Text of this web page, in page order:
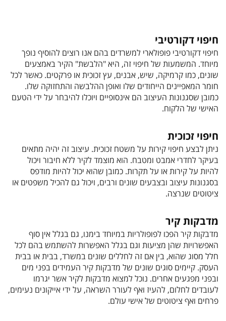
חיפוי דקורטיבי
חיפוי דקורטיבי פופולארי למשרדים בהם אנו רוצים להוסיף נופך
מיוחד. המשמעות של חיפוי זה, היא "הלבשת" הקיר באמצעים
שונים, כמו קרמיקה, שיש, אבנים, עץ זכוכית או פרקטים. כאשר לכל
חומר המאפיינים הייחודים שלו ואופן ההלבשה והתחזוקה שלו.
כמובן שסגנונות העיצוב הם אינסופיים ויוכלו להיבחר על ידי הטעם
האישי של הלקוח.
חיפוי זכוכית
ניתן לבצע חיפוי קירות על משטח זכוכית. עיצוב זה יהיה מתאים
בעיקר לחדרי אמבט ומטבח. הוא מוצמד לקיר ללא חיבור ויכול
להיות על קירות או על תקרות. כמובן שהוא יכול להיות מודפס
בסגנונות עיצוב ובצבעים שונים ורבים, ויכול גם להכיל משפטים או
ציטוטים שנרצה.
מדבקות קיר
מדבקות קיר הפכו לפופולריות במיוחד בימנו, גם בגלל אין סוף
האפשרויות שהן מציעות וגם בגלל האפשרות להשתמש בהם לכל
חלל מסוג שהוא, בין אם זה לחללים שונים במשרד, בבית או בבית
העסק. קיימים סוגים שונים של מדבקות קיר העמידים בפני מים
ובפני מפגעים אחרים. נוכל למצוא מדבקות לקיר אשר יגרמו
לעובדים לחלום, להעיז ואף לעורר השראה, על ידי אייקונים נעימים,
פרחים ואף ציטוטים של אישי עולם.